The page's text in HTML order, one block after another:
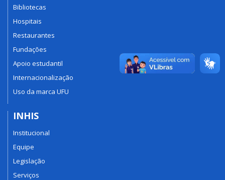
Bibliotecas
Hospitais
Restaurantes
Fundações
Apoio estudantil
Internacionalização
Uso da marca UFU
INHIS
Institucional
Equipe
Legislação
Serviços